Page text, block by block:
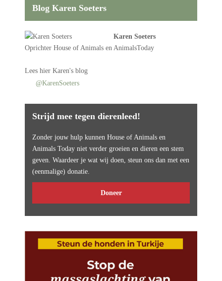
Blog Karen Soeters
Karen Soeters
Oprichter House of Animals en AnimalsToday
Lees hier Karen's blog
@KarenSoeters
Strijd mee tegen dierenleed!
Zonder jouw hulp kunnen House of Animals en
Animals Today niet verder groeien en dieren een stem
geven. Waardeer je wat wij doen, steun ons dan met een
(eenmalige) donatie.
Doneer